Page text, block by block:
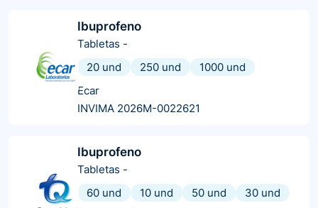
Ibuprofeno
Tabletas -
20 und
250 und
1000 und
Ecar
INVIMA 2026M-0022621
Ibuprofeno
Tabletas -
60 und
10 und 50 und
30 und